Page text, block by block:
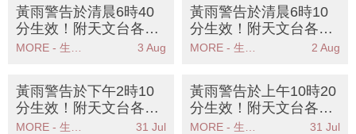
黃雨警告於清晨6時40
分生效！附天文台各區
雨量分佈圖
3 Aug
黃雨警告於清晨6時10
分生效！附天文台各區
雨量分佈圖
2 Aug
黃雨警告於下午2時10
分生效！附天文台各區
雨量分佈圖
31 Jul
黃雨警告於上午10時20
分生效！附天文台各區
雨量分佈圖
31 Jul